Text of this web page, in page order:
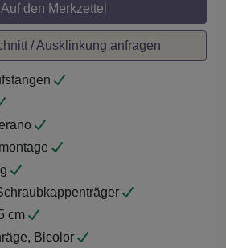
den Merkzettel
/ Ausklinkung anfragen
cm
Bicolor